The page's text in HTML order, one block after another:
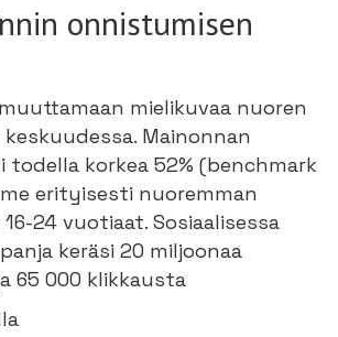
onnistumisen
mielikuvaa nuoren
Mainonnan
todella korkea 52% (benchmark
erityisesti nuoremman
24 vuotiaat. Sosiaalisessa
keräsi 20 miljoonaa
65 000 klikkausta